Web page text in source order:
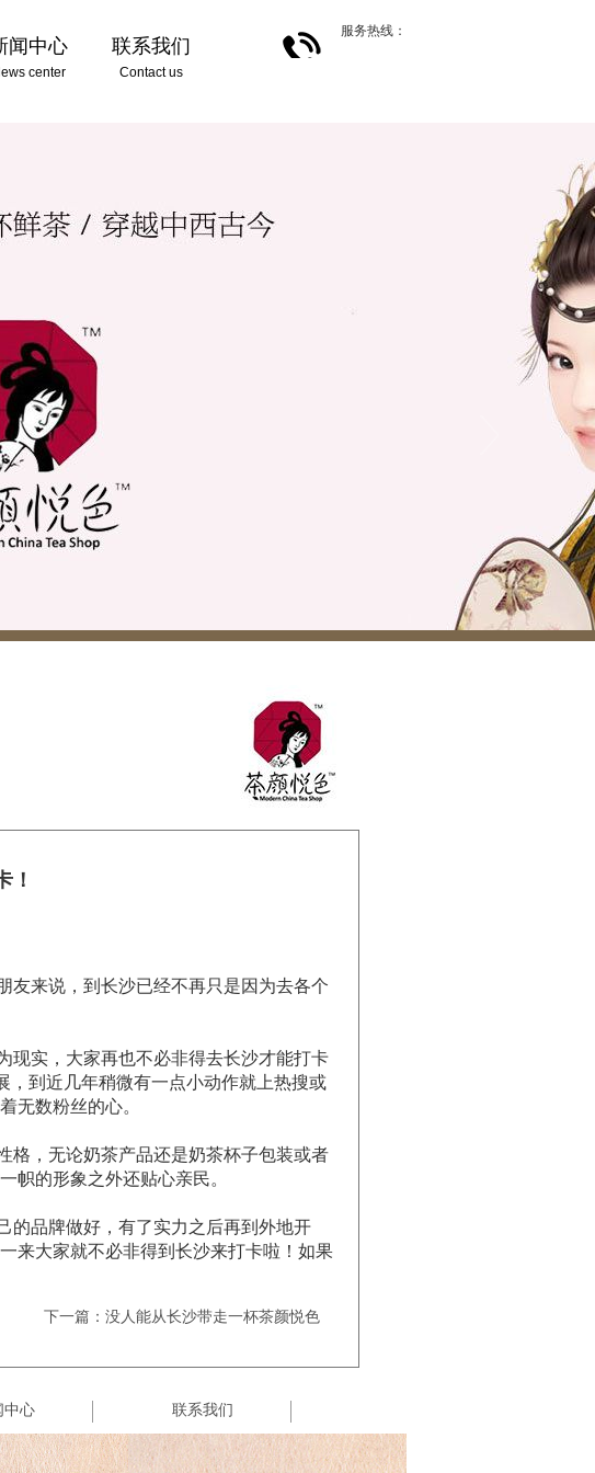
闻中心
center
联系我们
Contact us
服务热线：
！
友来说，到长沙已经不再只是因为去各个
现实，大家再也不必非得去长沙才能打卡
，到近几年稍微有一点小动作就上热搜或
无数粉丝的心。
格，无论奶茶产品还是奶茶杯子包装或者
帜的形象之外还贴心亲民。
的品牌做好，有了实力之后再到外地开
来大家就不必非得到长沙来打卡啦！如果
下一篇：没人能从长沙带走一杯茶颜悦色
中心 联系我们